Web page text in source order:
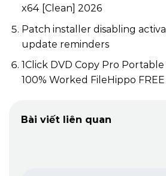
x64 [Clean] 2026
Patch installer disabling
update reminders
1Click DVD Copy Pro Portable
100% Worked FileHippo FREE
Bài viết liên quan